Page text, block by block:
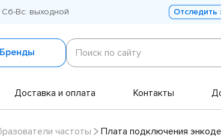
Сб-Вс: выходной Отследить
Бренды
Поиск
по
сайту
Поиск по сайту
Доставка и оплата Контакты
частоты Плата подключения